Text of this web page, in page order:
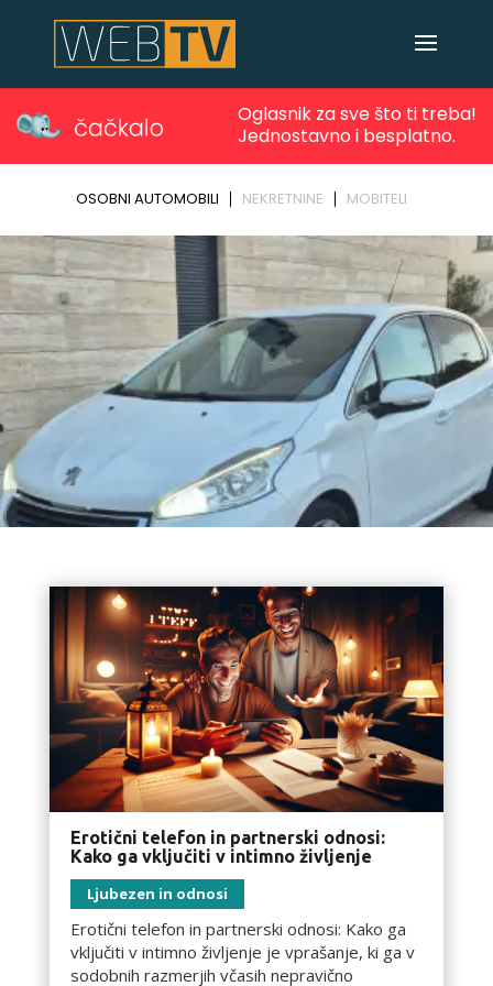
Erotični telefon in partnerski odnosi:
Kako ga vključiti v intimno življenje
Ljubezen in odnosi
Erotični telefon in partnerski odnosi: Kako ga
vključiti v intimno življenje je vprašanje, ki ga v
sodobnih razmerjih včasih nepravično